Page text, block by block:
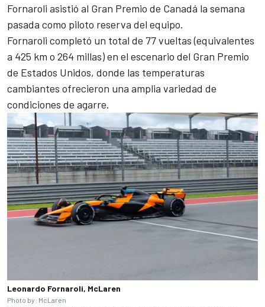
Fornaroli asistió al Gran Premio de Canadá la semana
pasada como piloto reserva del equipo.
Fornaroli completó un total de 77 vueltas (equivalentes
a 425 km o 264 millas) en el escenario del Gran Premio
de Estados Unidos, donde las temperaturas
cambiantes ofrecieron una amplia variedad de
condiciones de agarre.
Leonardo Fornaroli, McLaren
Photo by: McLaren